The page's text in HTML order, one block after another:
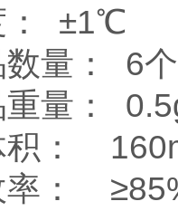
： ±1℃
量： 6
量：
积：
率：